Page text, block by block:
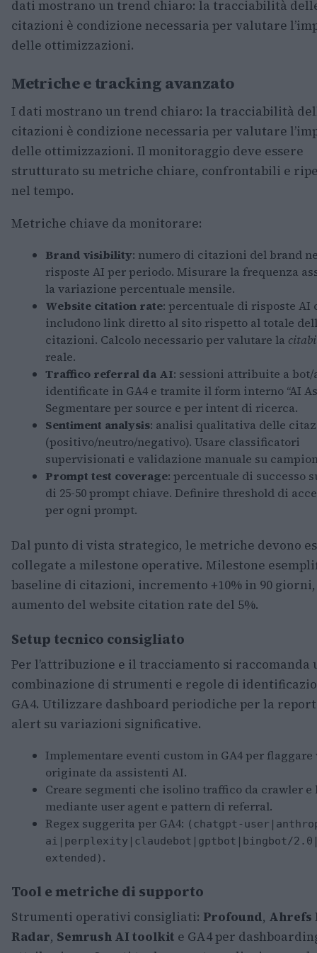
dati mostrano un trend chiaro: la tracciabilità
citazioni è condizione necessaria per valutare
delle ottimizzazioni.
Metriche e tracking avanzato
I dati mostrano un trend chiaro: la tracciabilità
citazioni è condizione necessaria per valutare
delle ottimizzazioni. Il monitoraggio deve essere
strutturato su metriche chiare, confrontabili e
nel tempo.
Metriche chiave da monitorare:
Brand visibility: numero di citazioni del brand
risposte AI per periodo. Misurare la frequenza
la variazione percentuale mensile.
Website citation rate: percentuale di risposte AI
includono link diretto al sito rispetto al totale
citazioni. Calcolo necessario per valutare la
reale.
Traffico referral da AI: sessioni attribuite a bot/
identificate in GA4 e tramite il form interno “AI
Segmentare per source e per intent di ricerca.
Sentiment analysis: analisi qualitativa delle
(positivo/neutro/negativo). Usare classificatori
supervisionati e validazione manuale su
Prompt test coverage: percentuale di successo
di 25-50 prompt chiave. Definire threshold di
per ogni prompt.
Dal punto di vista strategico, le metriche devono
collegate a milestone operative. Milestone
baseline di citazioni, incremento +10% in 90 giorni,
aumento del website citation rate del 5%.
Setup tecnico consigliato
Per l’attribuzione e il tracciamento si raccomanda
combinazione di strumenti e regole di
GA4. Utilizzare dashboard periodiche per la
alert su variazioni significative.
Implementare eventi custom in GA4 per
originate da assistenti AI.
Creare segmenti che isolino traffico da crawler e
mediante user agent e pattern di referral.
Regex suggerita per GA4: (chatgpt-
ai|perplexity|claudebot|gptbot|bingbot/
extended) .
Tool e metriche di supporto
Strumenti operativi consigliati: Profound, Ahrefs
Radar, Semrush AI toolkit e GA4 per